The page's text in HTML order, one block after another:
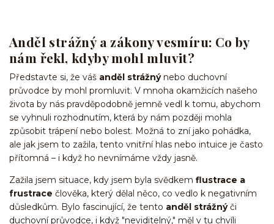
Anděl strážný a zákony vesmíru: Co by
nám řekl, kdyby mohl mluvit?
Představte si, že váš anděl strážnýnebo duchovní
průvodce by mohl promluvit. V mnoha okamžicích našeho
života by nás pravděpodobně jemně vedl k tomu, abychom
se vyhnuli rozhodnutím, která by nám později mohla
způsobit trápení nebo bolest. Možná to zní jako pohádka,
ale jak jsem to zažila, tento vnitřní hlas nebo intuice je často
přítomná – i když ho nevnímáme vždy jasně.
Zažila jsem situace, kdy jsem byla svědkem flustrace a
frustrace člověka, který dělal něco, co vedlo k negativním
důsledkům. Bylo fascinující, že tento anděl strážnýči
duchovní průvodce, i když "neviditelný," měl v tu chvíli